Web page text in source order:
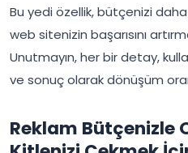
Bu yedi özellik, bütçenizi
web sitenizin başarısını
Unutmayın, her bir detay,
ve sonuç olarak dönüşüm
Reklam Bütçenizle